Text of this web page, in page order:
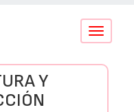
Conmutar
Y